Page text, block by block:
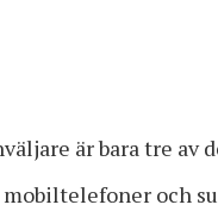
är bara tre av
mobiltelefoner och